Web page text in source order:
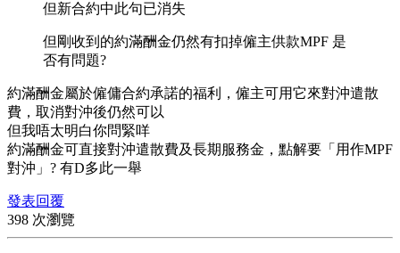
但新合約中此句已消失
但剛收到的約滿酬金仍然有扣掉僱主供款MPF 是
否有問題?
約滿酬金屬於僱傭合約承諾的福利，僱主可用它來對沖遣散
費，取消對沖後仍然可以
但我唔太明白你問緊咩
約滿酬金可直接對沖遣散費及長期服務金，點解要「用作MPF
對沖」? 有D多此一舉
發表回覆
398 次瀏覽